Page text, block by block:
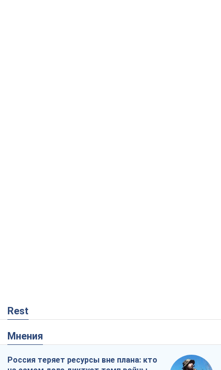
Rest
Мнения
Россия теряет ресурсы вне плана: кто